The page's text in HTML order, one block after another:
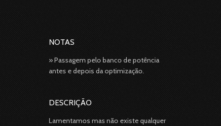
NOTAS
» Passagem pelo banco de potência
antes e depois da optimização.
DESCRIÇÃO
Lamentamos mas não existe qualquer